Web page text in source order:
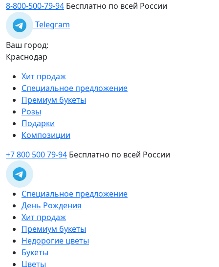
8-800-500-79-94 Бесплатно по всей России
Telegram
Ваш город:
Краснодар
Хит продаж
Специальное предложение
Премиум букеты
Розы
Подарки
Композиции
+7 800 500 79-94 Бесплатно по всей России
Специальное предложение
День Рождения
Хит продаж
Премиум букеты
Недорогие цветы
Букеты
Цветы